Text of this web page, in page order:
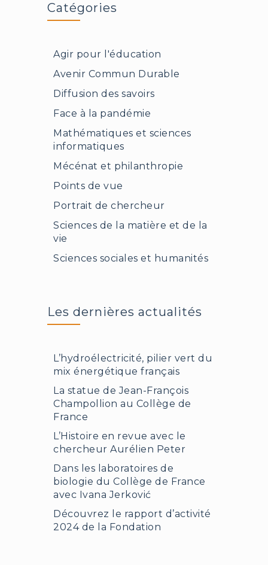
Catégories
Agir pour l'éducation
Avenir Commun Durable
Diffusion des savoirs
Face à la pandémie
Mathématiques et sciences
informatiques
Mécénat et philanthropie
Points de vue
Portrait de chercheur
Sciences de la matière et de la
vie
Sciences sociales et humanités
Les dernières actualités
L’hydroélectricité, pilier vert du
mix énergétique français
La statue de Jean-François
Champollion au Collège de
France
L’Histoire en revue avec le
chercheur Aurélien Peter
Dans les laboratoires de
biologie du Collège de France
avec Ivana Jerković
Découvrez le rapport d’activité
2024 de la Fondation